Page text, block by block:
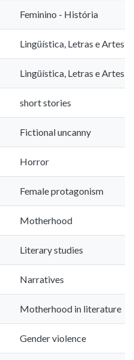
Feminino - História
Lingüística, Letras e Artes -
Lingüística, Letras e Artes -
short stories
Fictional uncanny
Horror
Female protagonism
Motherhood
Literary studies
Narratives
Motherhood in literature
Gender violence